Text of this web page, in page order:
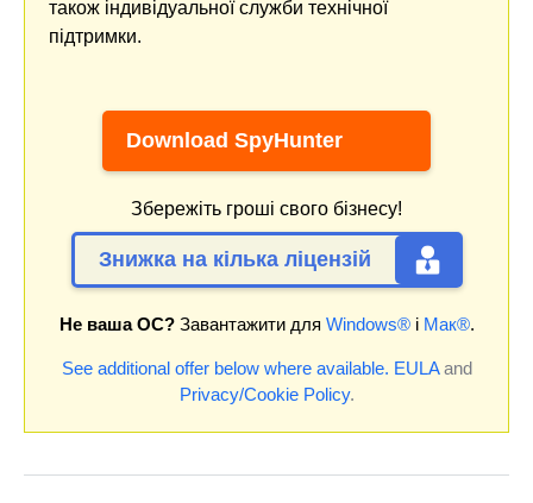
також індивідуальної служби технічної
підтримки.
Download SpyHunter
Збережіть гроші свого бізнесу!
Знижка на кілька ліцензій
Не ваша ОС?Завантажити для Windows®і Мак®.
See additional offer below where available. EULAand
Privacy/Cookie Policy.